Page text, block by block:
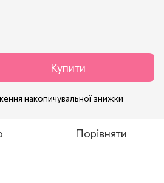
Купити
накопичувальної знижки
Порівняти